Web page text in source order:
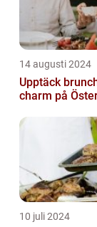
14 augusti 2024
Upptäck
charm på
10 juli 2024